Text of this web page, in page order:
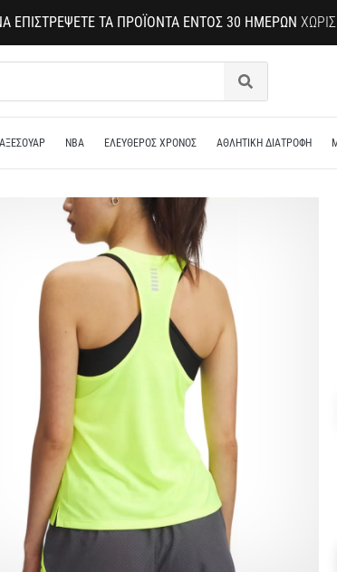
ΕΠΙΣΤΡΈΨΕΤΕ ΤΑ ΠΡΟΪΌΝΤΑ ΕΝΤΌΣ 30 ΗΜΕΡΏΝ
Αναζήτηση
ΑΞΕΣΟΥΑΡ NBA ΕΛΕΥΘΕΡΟΣ ΧΡΟΝΟΣ ΑΘΛΗΤΙΚΗ ΔΙΑΤΡΟΦΗ